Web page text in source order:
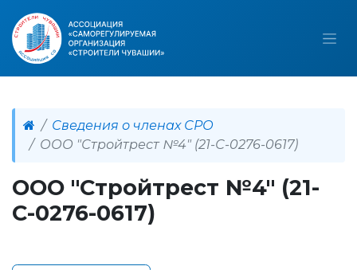
Сведения о членах СРО
ООО "Стройтрест №4" (21-С-0276-0617)
ООО "Стройтрест №4" (21-
С-0276-0617)